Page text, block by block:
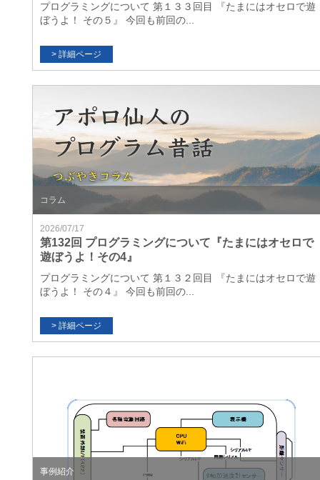
プログラミングについて 第１３３回目 『たまにはオセロで遊
ぼうよ！ その５』 今回も前回の...
コラム
2026/07/17
第132回 プログラミングについて『たまにはオセロで
遊ぼうよ！その4』
プログラミングについて 第１３２回目 『たまにはオセロで遊
ぼうよ！ その４』 今回も前回の...
事例紹介